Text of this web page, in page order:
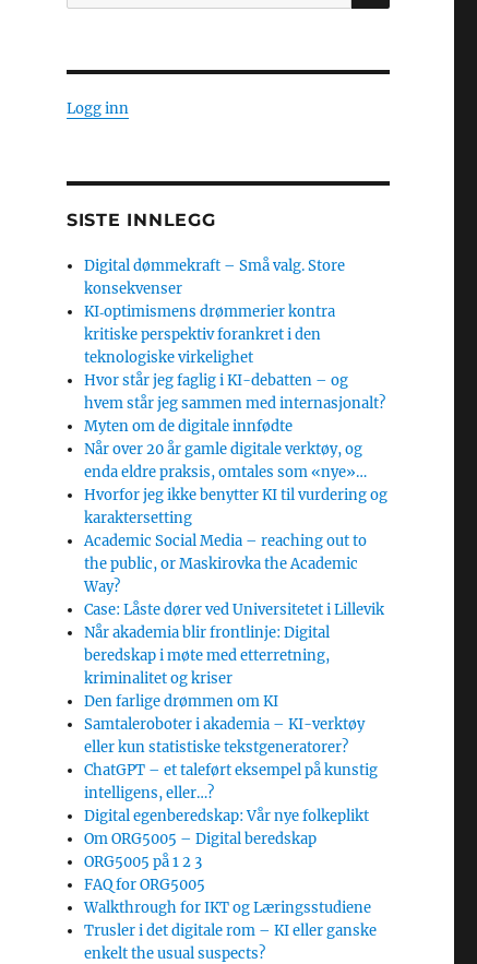
etter:
Logg inn
SISTE INNLEGG
Digital dømmekraft – Små valg. Store
konsekvenser
KI‑optimismens drømmerier kontra
kritiske perspektiv forankret i den
teknologiske virkelighet
Hvor står jeg faglig i KI-debatten – og
hvem står jeg sammen med internasjonalt?
Myten om de digitale innfødte
Når over 20 år gamle digitale verktøy, og
enda eldre praksis, omtales som «nye»…
Hvorfor jeg ikke benytter KI til vurdering og
karaktersetting
Academic Social Media – reaching out to
the public, or Maskirovka the Academic
Way?
Case: Låste dører ved Universitetet i Lillevik
Når akademia blir frontlinje: Digital
beredskap i møte med etterretning,
kriminalitet og kriser
Den farlige drømmen om KI
Samtaleroboter i akademia – KI-verktøy
eller kun statistiske tekstgeneratorer?
ChatGPT – et taleført eksempel på kunstig
intelligens, eller…?
Digital egenberedskap: Vår nye folkeplikt
Om ORG5005 – Digital beredskap
ORG5005 på 1 2 3
FAQ for ORG5005
Walkthrough for IKT og Læringsstudiene
Trusler i det digitale rom – KI eller ganske
enkelt the usual suspects?